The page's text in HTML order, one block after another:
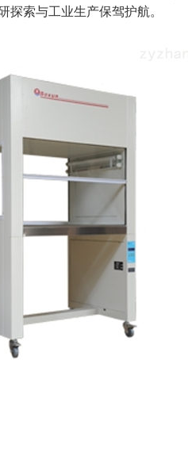
探索与工业生产保驾护航。